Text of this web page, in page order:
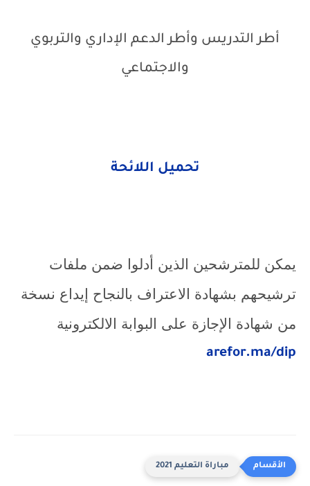
أطر التدريس وأطر الدعم الإداري والتربوي
والاجتماعي
تحميل اللائحة
يمكن للمترشحين الذين أدلوا ضمن ملفات
ترشيحهم بشهادة الاعتراف بالنجاح إيداع نسخة
من شهادة الإجازة على البوابة الالكترونية
arefor.ma/dip
مباراة التعليم 2021